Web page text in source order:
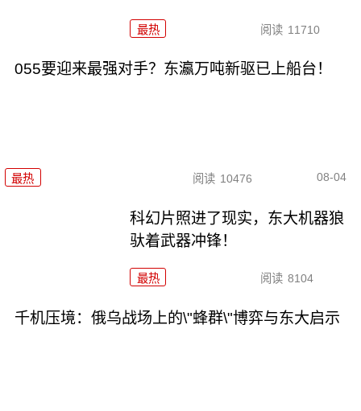
最热 阅读 11710
055要迎来最强对手？东瀛万吨新驱已上船台！
最热 阅读 10476 08-04
科幻片照进了现实，东大机器狼
驮着武器冲锋！
最热 阅读 8104
千机压境：俄乌战场上的\"蜂群\"博弈与东大启示